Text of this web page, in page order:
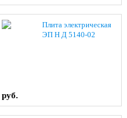
Плита электрическая
ЭП Н Д 5140-02